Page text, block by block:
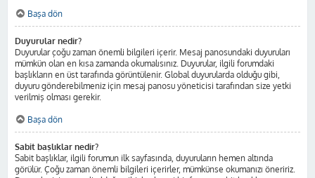
Başa dön
Duyurular nedir?
Duyurular çoğu zaman önemli bilgileri içerir. Mesaj panosundaki duyuruları
mümkün olan en kısa zamanda okumalısınız. Duyurular, ilgili forumdaki
başlıkların en üst tarafında görüntülenir. Global duyurularda olduğu gibi,
duyuru gönderebilmeniz için mesaj panosu yöneticisi tarafından size yetki
verilmiş olması gerekir.
Başa dön
Sabit başlıklar nedir?
Sabit başlıklar, ilgili forumun ilk sayfasında, duyuruların hemen altında
görülür. Çoğu zaman önemli bilgileri içerirler, mümkünse okumanızı öneririz.